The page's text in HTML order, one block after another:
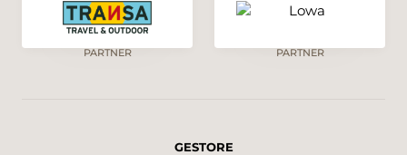
PARTNER PARTNER
GESTORE